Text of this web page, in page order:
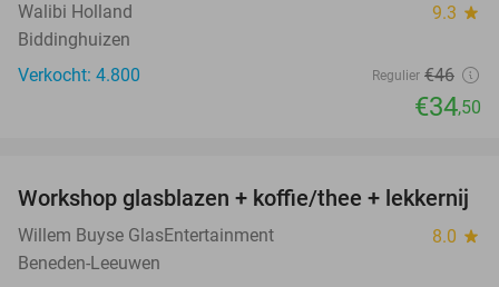
Walibi Holland 9.3 star
Biddinghuizen
Verkocht: 4.800
Regulier €46
€34,50
68%
Workshop glasblazen + koffie/thee + lekkernij
Willem Buyse GlasEntertainment 8.0 star
Beneden-Leeuwen